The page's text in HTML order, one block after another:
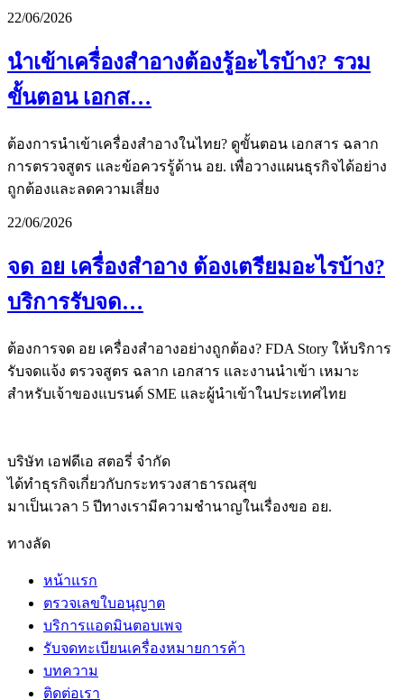
22/06/2026
นำเข้าเครื่องสำอางต้องรู้อะไรบ้าง? รวม
ขั้นตอน เอกส…
ต้องการนำเข้าเครื่องสำอางในไทย? ดูขั้นตอน เอกสาร ฉลาก
การตรวจสูตร และข้อควรรู้ด้าน อย. เพื่อวางแผนธุรกิจได้อย่าง
ถูกต้องและลดความเสี่ยง
22/06/2026
จด อย เครื่องสำอาง ต้องเตรียมอะไรบ้าง?
บริการรับจด…
ต้องการจด อย เครื่องสำอางอย่างถูกต้อง? FDA Story ให้บริการ
รับจดแจ้ง ตรวจสูตร ฉลาก เอกสาร และงานนำเข้า เหมาะ
สำหรับเจ้าของแบรนด์ SME และผู้นำเข้าในประเทศไทย
บริษัท เอฟดีเอ สตอรี่ จำกัด
ได้ทำธุรกิจเกี่ยวกับกระทรวงสาธารณสุข
มาเป็นเวลา 5 ปีทางเรามีความชำนาญในเรื่องขอ อย.
ทางลัด
หน้าแรก
ตรวจเลขใบอนุญาต
บริการแอดมินตอบเพจ
รับจดทะเบียนเครื่องหมายการค้า
บทความ
ติดต่อเรา